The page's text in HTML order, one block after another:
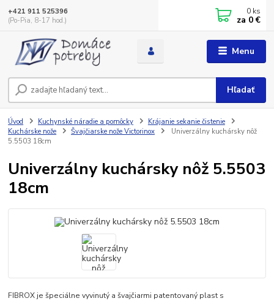
Menu
Hľadať
+421 911 525396
(Po-Pia, 8-17 hod.)
0 ks
za 0 €
Úvod Kuchynské náradie a pomôcky
Krájanie sekanie čistenie
Kuchárske nože
Švajčiarske nože Victorinox
Univerzálny kuchársky nôž
5.5503 18cm
Univerzálny kuchársky nôž 5.5503
18cm
FIBROX je špeciálne vyvinutý a švajčiarmi patentovaný plast s